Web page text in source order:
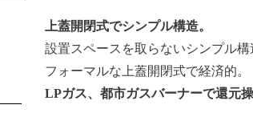
上蓋開閉式でシンプル構造。
設置スペースを取らないシンプル構
フォーマルな上蓋開閉式で経済的。
LPガス、都市ガスバーナーで還元操